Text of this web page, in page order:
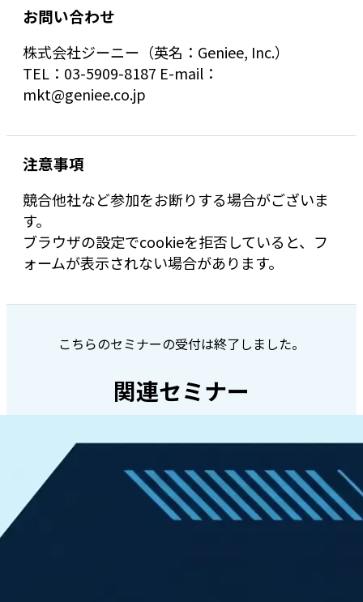
お問い合わせ
株式会社ジーニー（英名：Geniee, Inc.）
TEL：03-5909-8187 E-mail：
mkt@geniee.co.jp
注意事項
競合他社など参加をお断りする場合がございま
す。
ブラウザの設定でcookieを拒否していると、フ
ォームが表示されない場合があります。
こちらのセミナーの受付は終了しました。
関連セミナー